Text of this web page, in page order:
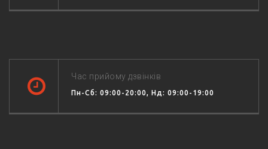
Час прийому дзвінків
Пн-Сб: 09:00-20:00, Нд: 09:00-19:00